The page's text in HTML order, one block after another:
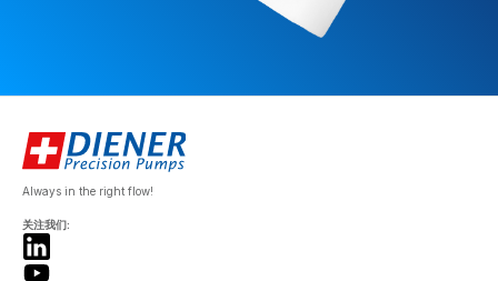
Always in the right flow!
关注我们: